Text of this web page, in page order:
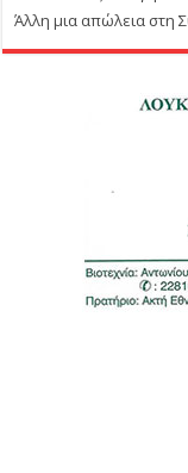
Άλλη μια απώλεια στη